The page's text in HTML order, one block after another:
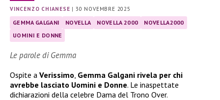
VINCENZO CHIANESE |30 NOVEMBRE 2025
GEMMA GALGANI NOVELLA NOVELLA 2000
NOVELLA2000
UOMINI E DONNE
Le parole di Gemma
Ospite a Verissimo Gemma Galgani rivela per chi
avrebbe lasciato Uomini e Donne. Le inaspettate
dichiarazioni della celebre Dama del Trono Over.